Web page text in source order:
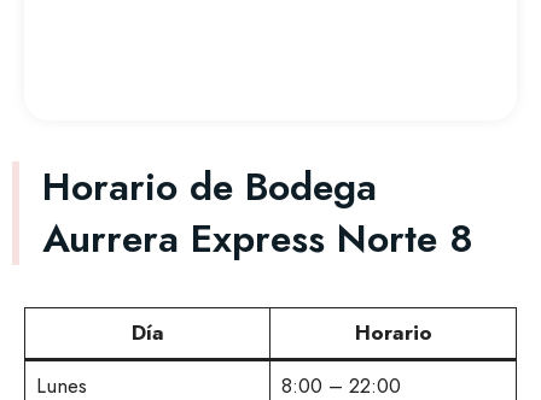
Horario de Bodega
Aurrera Express Norte 8
Día
Horario
Lunes
8:00 – 22:00